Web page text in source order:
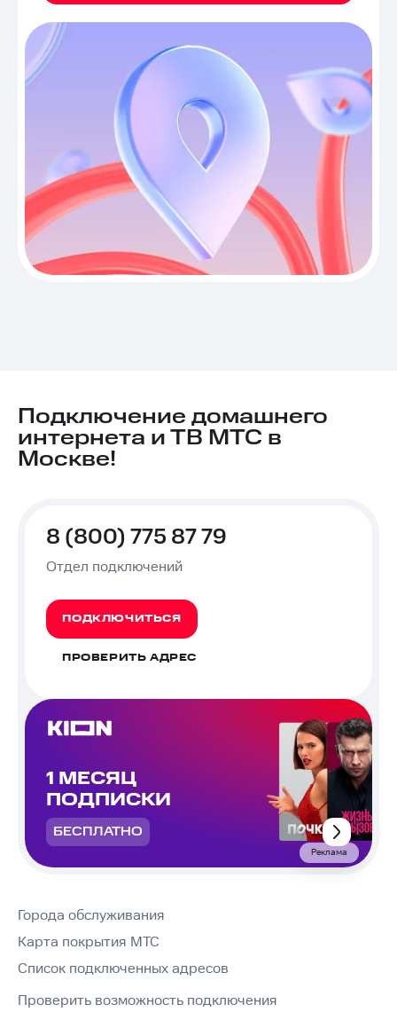
Подключение домашнего
интернета и ТВ МТС в
Москве!
8 (800) 775 87 79
Отдел подключений
ПОДКЛЮЧИТЬСЯ
ПРОВЕРИТЬ АДРЕС
1 МЕСЯЦ
ПОДПИСКИ
БЕСПЛАТНО
Реклама
Города обслуживания
Карта покрытия МТС
Список подключенных адресов
Проверить возможность подключения